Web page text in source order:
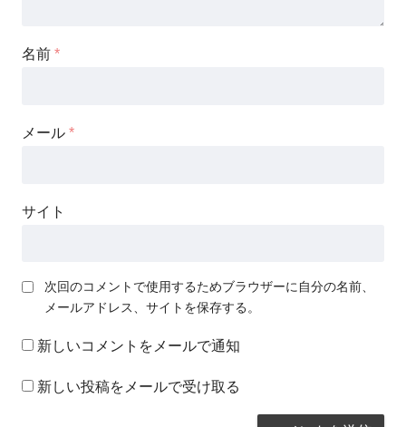
名前 *
メール *
サイト
次回のコメントで使用するためブラウザーに自分の名前、
メールアドレス、サイトを保存する。
新しいコメントをメールで通知
新しい投稿をメールで受け取る